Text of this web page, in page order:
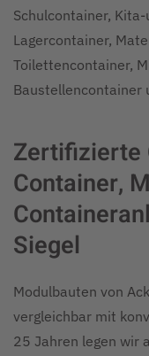
Schulcontainer,
Lagercontainer,
Toilettencontainer,
Baustellencontainer
Zertifizierte
Container,
Siegel
Modulbauten von
vergleichbar mit
25 Jahren legen wir